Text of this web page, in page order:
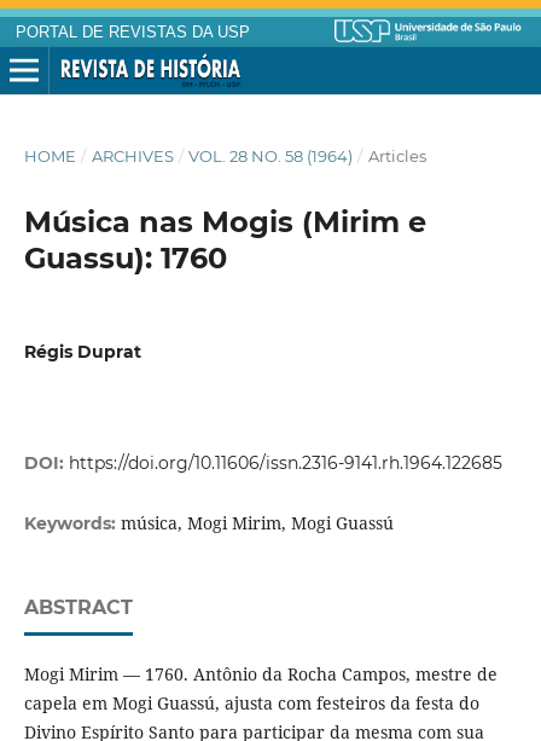
PORTAL DE REVISTAS DA USP
HOME / ARCHIVES / VOL. 28 NO. 58 (1964) / Articles
Música nas Mogis (Mirim e
Guassu): 1760
Régis Duprat
DOI: https://doi.org/10.11606/issn.2316-9141.rh.1964.122685
Keywords: música, Mogi Mirim, Mogi Guassú
ABSTRACT
Mogi Mirim — 1760. Antônio da Rocha Campos, mestre de
capela em Mogi Guassú, ajusta com festeiros da festa do
Divino Espírito Santo para participar da mesma com sua